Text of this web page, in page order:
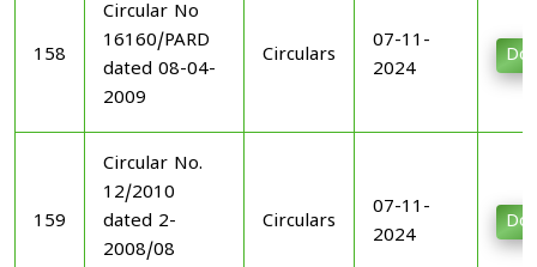
158
Circular No
16160/PARD
dated 08-04-
2009
Circulars
07-11-
2024
159
Circular No.
12/2010
dated 2-
2008/08
Circulars
07-11-
2024